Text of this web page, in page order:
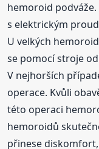
hemoroid
s elektrickým
U velkých
se pomocí stroje
V nejhorších
operace. Kvůli
této operaci
hemoroidů
přinese